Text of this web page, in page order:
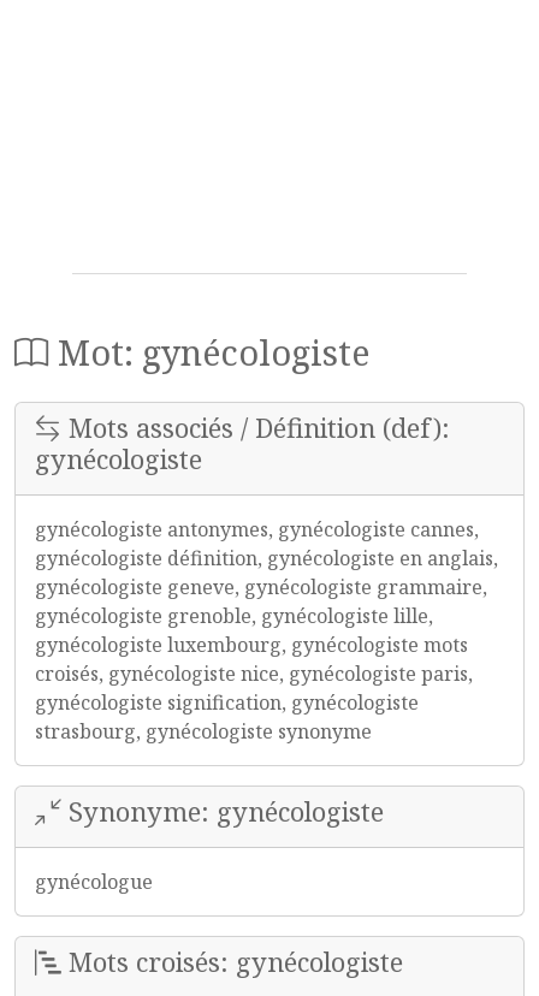
Mot: gynécologiste
Mots associés / Définition (def):
gynécologiste
gynécologiste antonymes, gynécologiste cannes,
gynécologiste définition, gynécologiste en anglais,
gynécologiste geneve, gynécologiste grammaire,
gynécologiste grenoble, gynécologiste lille,
gynécologiste luxembourg, gynécologiste mots
croisés, gynécologiste nice, gynécologiste paris,
gynécologiste signification, gynécologiste
strasbourg, gynécologiste synonyme
Synonyme: gynécologiste
gynécologue
Mots croisés: gynécologiste